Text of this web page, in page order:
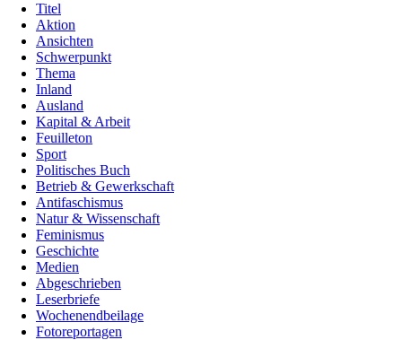
Titel
Aktion
Ansichten
Schwerpunkt
Thema
Inland
Ausland
Kapital & Arbeit
Feuilleton
Sport
Politisches Buch
Betrieb & Gewerkschaft
Antifaschismus
Natur & Wissenschaft
Feminismus
Geschichte
Medien
Abgeschrieben
Leserbriefe
Wochenendbeilage
Fotoreportagen